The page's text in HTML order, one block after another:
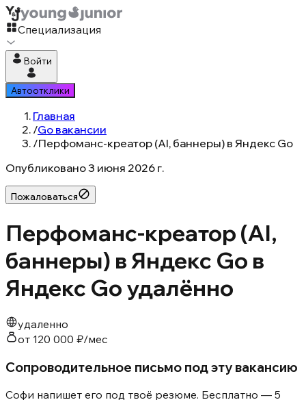
Специализация
Войти
Автоотклики
Главная
/Go вакансии
/Перфоманс-креатор (AI, баннеры) в Яндекс Go
Опубликовано3 июня 2026 г.
Пожаловаться
Перфоманс-креатор (AI,
баннеры) в Яндекс Go в
Яндекс Go удалённо
удаленно
от 120 000 ₽/мес
Сопроводительное письмо под эту вакансию
Софи напишет его под твоё резюме. Бесплатно — 5